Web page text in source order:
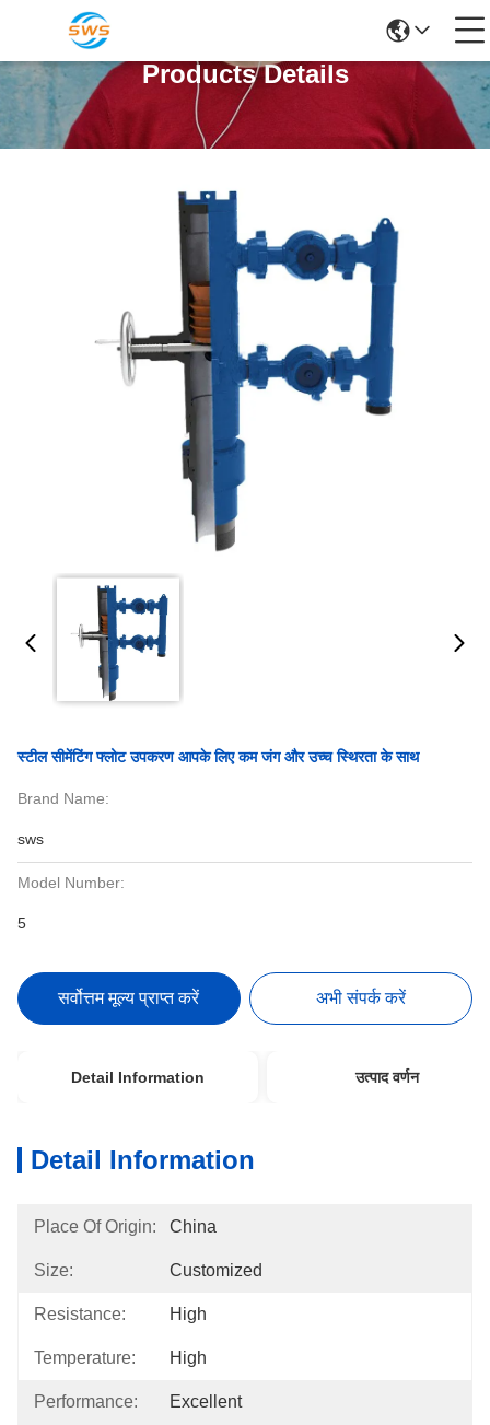
Products Details
स्टील सीमेंटिंग फ्लोट उपकरण आपके लिए कम जंग और उच्च स्थिरता के साथ
Brand Name:
sws
Model Number:
5
सर्वोत्तम मूल्य प्राप्त करें अभी संपर्क करें
Detail Information उत्पाद वर्णन
Detail Information
Place Of Origin: China
Size: Customized
Resistance: High
Temperature: High
Performance: Excellent